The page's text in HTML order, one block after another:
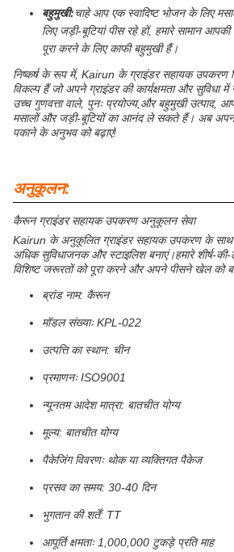
बहुमुखी:चाहे आप एक स्वादिष्ट भोजन के लिए
लिए जड़ी-बूटियां पीस रहे हों, हमारे सामान
पूरा करने के लिए काफी बहुमुखी हैं।
निष्कर्ष के रूप में, Kairun के ग्राइंडर सहायक उपकरण
विकल्प हैं जो अपने ग्राइंडर की कार्यक्षमता और सुविधा
उच्च गुणवत्ता वाले, पुनः प्रयोज्य,और बहुमुखी उत्पाद,
मसालों और जड़ी-बूटियों का आनंद ले सकते हैं। अब
पकाने के अनुभव को बढ़ाएं!
अनुकूलन:
कैरून ग्राइंडर सहायक उपकरण अनुकूलन सेवा
Kairun के अनुकूलित ग्राइंडर सहायक उपकरण के
अधिक सुविधाजनक और स्टाइलिश बनाएं।हमारे शीर्ष-की-
विशिष्ट जरूरतों को पूरा करने और अपने पीसने खेल को
ब्रांड नाम: कैरून
मॉडल संख्याः KPL-022
उत्पत्ति का स्थान: चीन
प्रमाणनः ISO9001
न्यूनतम आदेश मात्रा: बातचीत योग्य
मूल्य: बातचीत योग्य
पैकेजिंग विवरणः थोक या व्यक्तिगत पैकेज
प्रसव का समय: 30-40 दिन
भुगतान की शर्तें: TT
आपूर्ति क्षमताः 1,000,000 टुकड़े प्रति माह